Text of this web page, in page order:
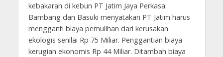
kebakaran di kebun PT Jatim Jaya Perkasa.
Bambang dan Basuki menyatakan PT Jatim harus
mengganti biaya pemulihan dari kerusakan
ekologis senilai Rp 75 Miliar. Penggantian biaya
kerugian ekonomis Rp 44 Miliar. Ditambah biaya